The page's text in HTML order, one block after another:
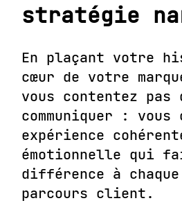
stratégie
En plaçant votre
cœur de votre
vous contentez pas
communiquer : vous
expérience
émotionnelle qui
différence à
parcours client.